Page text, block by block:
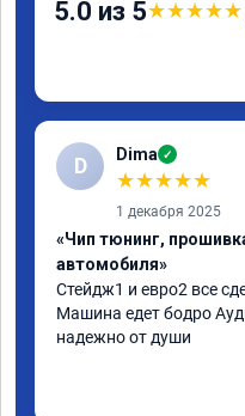
5.0 из 5★★★★★
D Dima ✓
★★★★★
1 декабря 2025
«Чип тюнинг,
автомобиля»
Стейдж1 и евро2 все
Машина едет бодро
надежно от души